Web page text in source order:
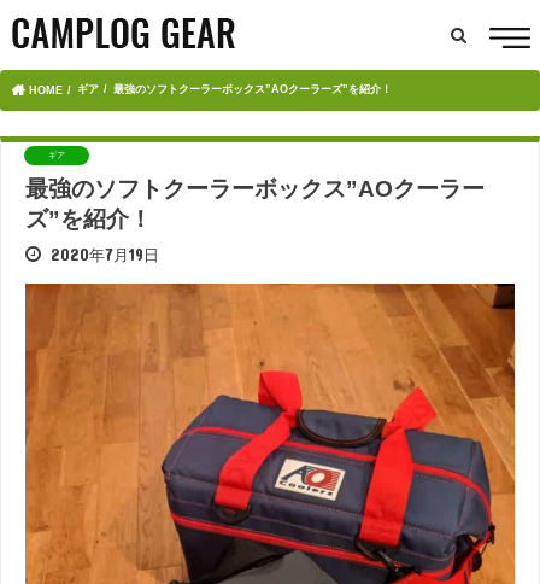
HOME ギア 最強のソフトクーラーボックス”AOクーラーズ”を紹介！
ギア
最強のソフトクーラーボックス”AOクーラー
ズ”を紹介！
2020年7月19日